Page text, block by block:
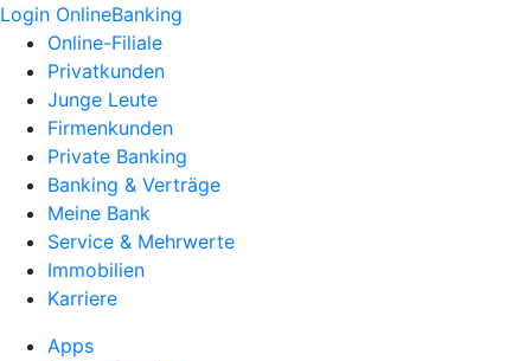
Login OnlineBanking
Online-Filiale
Privatkunden
Junge Leute
Firmenkunden
Private Banking
Banking & Verträge
Meine Bank
Service & Mehrwerte
Immobilien
Karriere
Apps